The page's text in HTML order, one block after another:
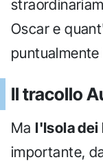
Oscar e
Il tracollo
Ma l'Isola dei
importante,